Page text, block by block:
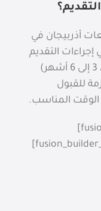
أذربيجان في
التقديم
قبل ذلك بعدة أشهر (على الأقل من 3 إلى 6 أشهر)
للقبول
الوقت المناسب.
[/fusion_text][/fusion_builder_column]